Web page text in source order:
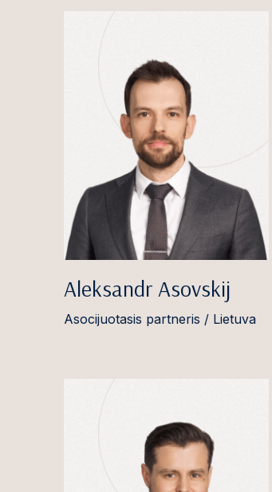
Aleksandr Asovskij
Asocijuotasis partneris / Lietuva